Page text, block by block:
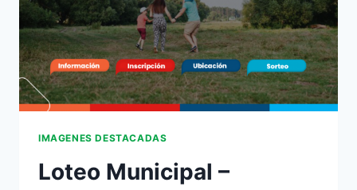
IMAGENES DESTACADAS
Loteo Municipal –